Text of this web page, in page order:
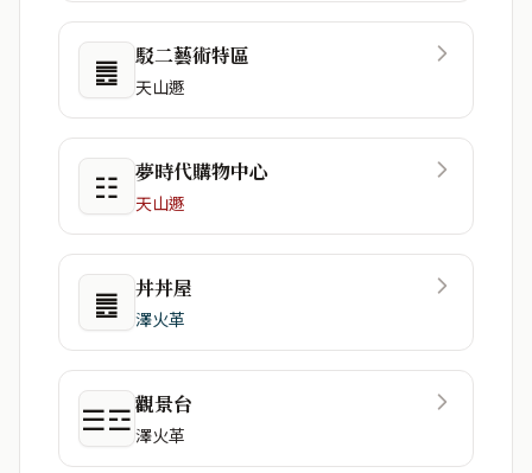
䷌ 駁二藝術特區
天山遯
☷ 夢時代購物中心
天山遯
䷌ 丼丼屋
澤火革
☰☲觀景台
澤火革